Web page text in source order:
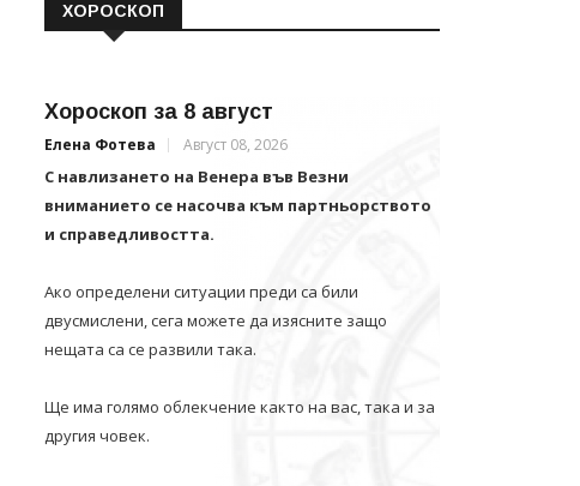
ХОРОСКОП
Хороскоп за 8 август
Елена Фотева Август 08, 2026
С навлизането на Венера във Везни
вниманието се насочва към партньорството
и справедливостта.
Ако определени ситуации преди са били
двусмислени, сега можете да изясните защо
нещата са се развили така.
Ще има голямо облекчение както на вас, така и за
другия човек.